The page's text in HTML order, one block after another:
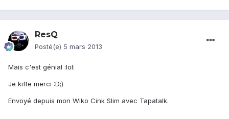
ResQ
Posté(e) 5 mars 2013
Mais c'est génial :lol:
Je kiffe merci :D;)
Envoyé depuis mon Wiko Cink Slim avec Tapatalk.